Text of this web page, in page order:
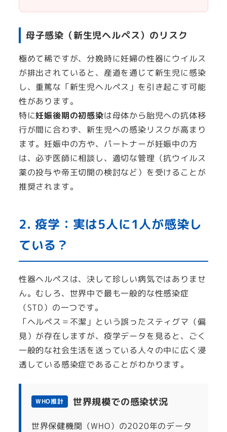
母子感染（新生児ヘルペス）のリスク
極めて稀ですが、分娩時に妊婦の性器にウイルス
が排出されていると、産道を通じて新生児に感染
し、重篤な「新生児ヘルペス」を引き起こす可能
性があります。
特に妊娠後期の初感染は母体から胎児への抗体移
行が間に合わず、新生児への感染リスクが高まり
ます。妊娠中の方や、パートナーが妊娠中の方
は、必ず医師に相談し、適切な管理（抗ウイルス
薬の投与や帝王切開の検討など）を受けることが
推奨されます。
2. 疫学：実は5人に1人が感染し
ている？
性器ヘルペスは、決して珍しい病気ではありませ
ん。むしろ、世界中で最も一般的な性感染症
（STD）の一つです。
「ヘルペス＝不潔」という誤ったスティグマ（偏
見）が存在しますが、疫学データを見ると、ごく
一般的な社会生活を送っている人々の中に広く浸
透している感染症であることがわかります。
WHO推計 世界規模での感染状況
世界保健機関（WHO）の2020年のデータ